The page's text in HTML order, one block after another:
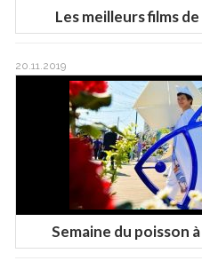
Les meilleurs films
20.11.2019
Semaine du poisson